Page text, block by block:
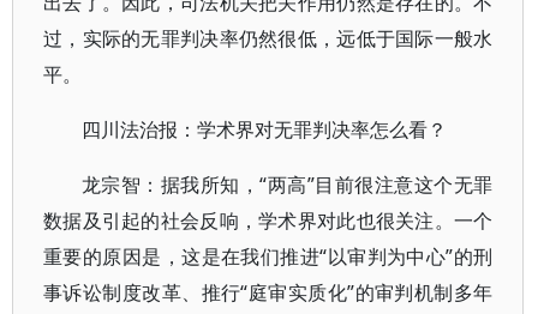
过，实际的无罪判决率仍然很低，远低于国际一般水
平。
四川法治报：学术界对无罪判决率怎么看？
龙宗智：据我所知，“两高”目前很注意这个无罪
数据及引起的社会反响，学术界对此也很关注。一个
重要的原因是，这是在我们推进“以审判为中心”的刑
事诉讼制度改革、推行“庭审实质化”的审判机制多年